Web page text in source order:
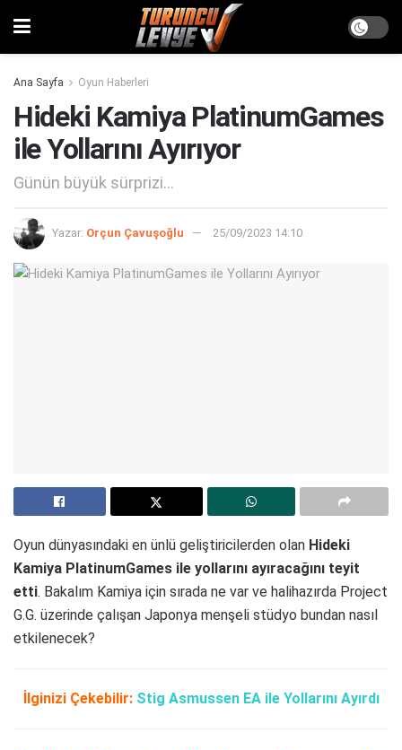
Ana Sayfa Oyun Haberleri
Hideki Kamiya PlatinumGames
ile Yollarını Ayırıyor
Günün büyük sürprizi...
Yazar: Orçun Çavuşoğlu 25/09/2023 14:10
Oyun dünyasındaki en ünlü geliştiricilerden olan Hideki
Kamiya PlatinumGames ile yollarını ayıracağını teyit
etti. Bakalım Kamiya için sırada ne var ve halihazırda Project
G.G. üzerinde çalışan Japonya menşeli stüdyo bundan nasıl
etkilenecek?
İlginizi Çekebilir: Stig Asmussen EA ile Yollarını Ayırdı